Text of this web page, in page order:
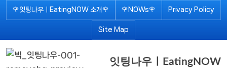
Skip
to
🌹잇팅나우ㅣEatingNOW 소개🌹 🌹NOWs🌹 Privacy Policy
Site Map
잇팅나우ㅣEatingNOW